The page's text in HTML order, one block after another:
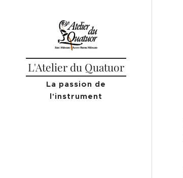
L'Atelier du Quatuor
La passion de
l'instrument